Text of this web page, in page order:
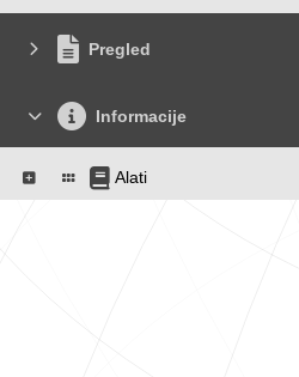
Pregled
Informacije
Alati